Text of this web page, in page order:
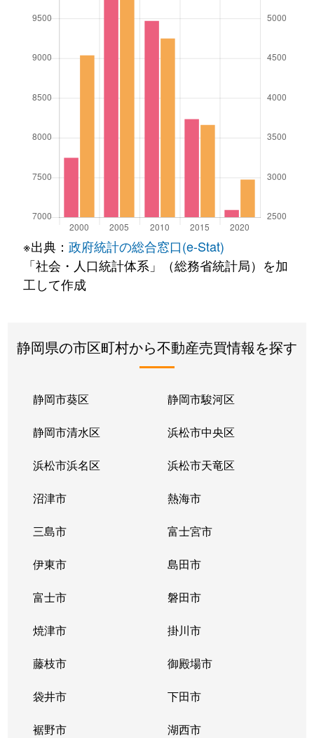
※出典： 政府統計の総合窓口(e-Stat)
「社会・人口統計体系」（総務省統計局）を加
工して作成
静岡県の市区町村から不動産売買情報を探す
静岡市葵区 静岡市駿河区
静岡市清水区 浜松市中央区
浜松市浜名区 浜松市天竜区
沼津市 熱海市
三島市 富士宮市
伊東市 島田市
富士市 磐田市
焼津市 掛川市
藤枝市 御殿場市
袋井市 下田市
裾野市 湖西市